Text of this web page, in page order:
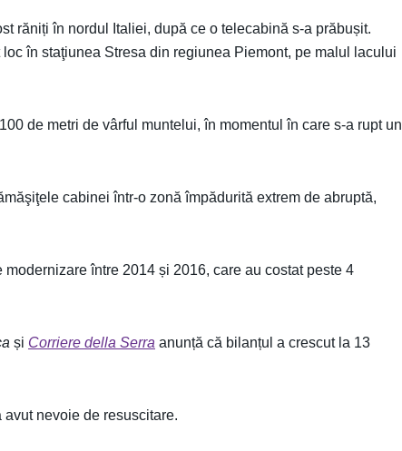
răniți în nordul Italiei, după ce o telecabină s-a prăbușit.
în staţiunea Stresa din regiunea Piemont, pe malul lacului
de metri de vârful muntelui, în momentul în care s-a rupt un
cabinei într-o zonă împădurită extrem de abruptă,
între 2014 și 2016, care au costat peste 4
și Corriere della Serra anunță că bilanțul a crescut la 13
nevoie de resuscitare.